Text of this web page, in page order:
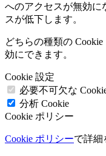
へのアクセスが無効に
スが低下します。
どちらの種類の
効にできます。
Cookie 設定
必要不可欠な
分析 Cookie
Cookie ポリシー
Cookie ポリシーで詳細